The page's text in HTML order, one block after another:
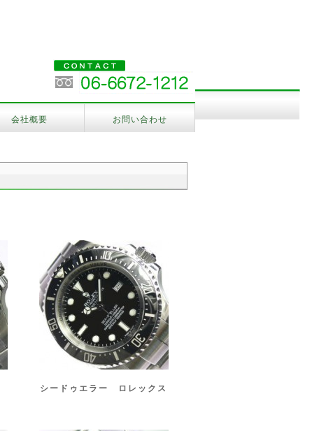
会社概要 お問い合わせ
シードゥエラー ロレックス